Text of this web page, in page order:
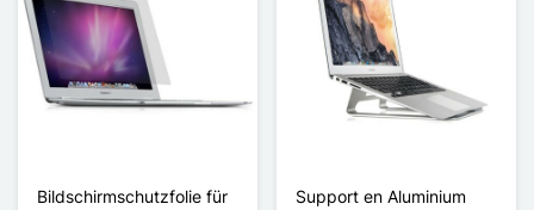
Bildschirmschutzfolie für
Support en Aluminium